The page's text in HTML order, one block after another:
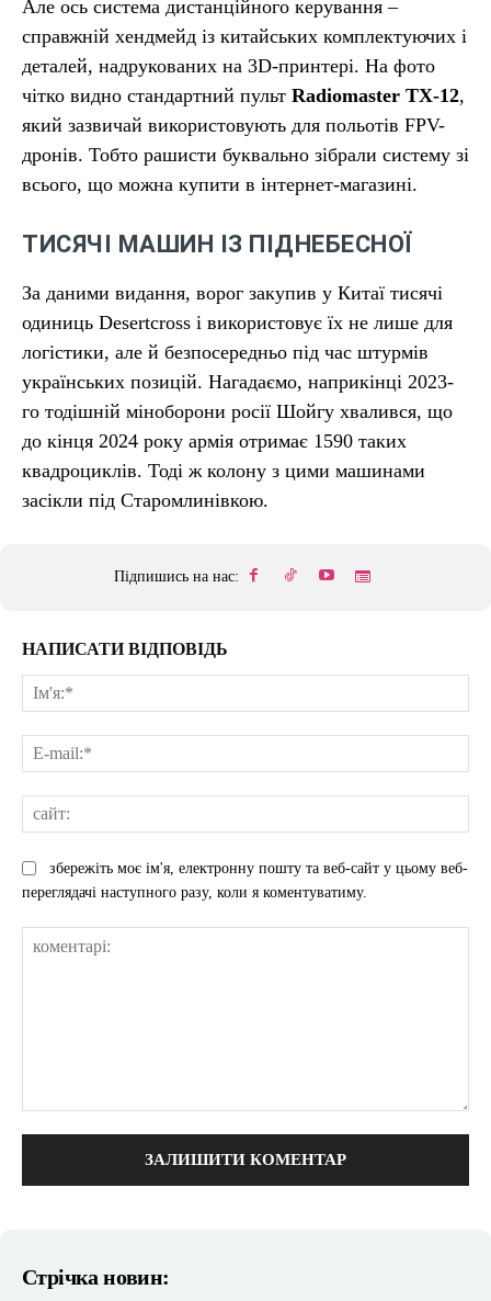
Але ось система дистанційного керування –
справжній хендмейд із китайських комплектуючих і
деталей, надрукованих на 3D-принтері. На фото
чітко видно стандартний пульт Radiomaster TX-12,
який зазвичай використовують для польотів FPV-
дронів. Тобто рашисти буквально зібрали систему зі
всього, що можна купити в інтернет-магазині.
ТИСЯЧІ МАШИН ІЗ ПІДНЕБЕСНОЇ
За даними видання, ворог закупив у Китаї тисячі
одиниць Desertcross і використовує їх не лише для
логістики, але й безпосередньо під час штурмів
українських позицій. Нагадаємо, наприкінці 2023-
го тодішній міноборони росії Шойгу хвалився, що
до кінця 2024 року армія отримає 1590 таких
квадроциклів. Тоді ж колону з цими машинами
засікли під Старомлинівкою.
Підпишись на нас:
НАПИСАТИ ВІДПОВІДЬ
збережіть моє ім'я, електронну пошту та веб-сайт у цьому веб-
переглядачі наступного разу, коли я коментуватиму.
Стрічка новин: